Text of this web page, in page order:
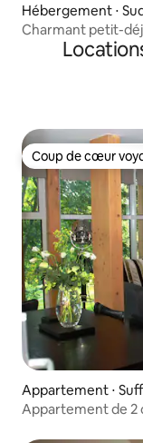
Hébergement ⋅
Charmant petit-
Coup de cœur
Coup de cœur
Appartement ⋅
Appartement de 2